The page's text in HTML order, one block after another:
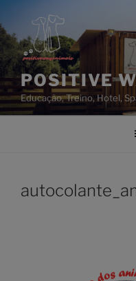
para
o
conteúdo
POSITIVE
Educação, Treino, Hotel,